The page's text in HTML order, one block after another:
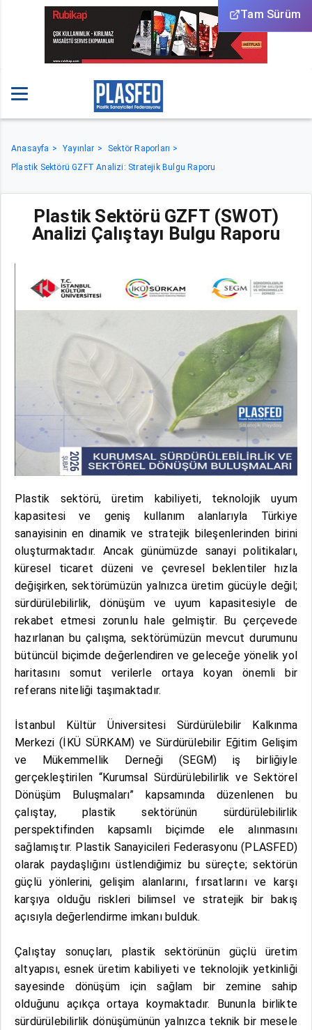
Tam Sürüm
Anasayfa Yayınlar
Sektör Raporları
Plastik Sektörü GZFT Analizi: Stratejik Bulgu Raporu
Plastik Sektörü GZFT (SWOT)
Analizi Çalıştayı Bulgu Raporu
Plastik sektörü, üretim kabiliyeti, teknolojik uyum
kapasitesi ve geniş kullanım alanlarıyla Türkiye
sanayisinin en dinamik ve stratejik bileşenlerinden birini
oluşturmaktadır. Ancak günümüzde sanayi politikaları,
küresel ticaret düzeni ve çevresel beklentiler hızla
değişirken, sektörümüzün yalnızca üretim gücüyle değil;
sürdürülebilirlik, dönüşüm ve uyum kapasitesiyle de
rekabet etmesi zorunlu hale gelmiştir. Bu çerçevede
hazırlanan bu çalışma, sektörümüzün mevcut durumunu
bütüncül biçimde değerlendiren ve geleceğe yönelik yol
haritasını somut verilerle ortaya koyan önemli bir
referans niteliği taşımaktadır.
İstanbul Kültür Üniversitesi Sürdürülebilir Kalkınma
Merkezi (İKÜ SÜRKAM) ve Sürdürülebilir Eğitim Gelişim
ve Mükemmellik Derneği (SEGM) iş birliğiyle
gerçekleştirilen “Kurumsal Sürdürülebilirlik ve Sektörel
Dönüşüm Buluşmaları” kapsamında düzenlenen bu
çalıştay, plastik sektörünün sürdürülebilirlik
perspektifinden kapsamlı biçimde ele alınmasını
sağlamıştır. Plastik Sanayicileri Federasyonu (PLASFED)
olarak paydaşlığını üstlendiğimiz bu süreçte; sektörün
güçlü yönlerini, gelişim alanlarını, fırsatlarını ve karşı
karşıya olduğu riskleri bilimsel ve stratejik bir bakış
açısıyla değerlendirme imkanı bulduk.
Çalıştay sonuçları, plastik sektörünün güçlü üretim
altyapısı, esnek üretim kabiliyeti ve teknolojik yetkinliği
sayesinde dönüşüm için sağlam bir zemine sahip
olduğunu açıkça ortaya koymaktadır. Bununla birlikte
sürdürülebilirlik dönüşümünün yalnızca teknik bir mesele